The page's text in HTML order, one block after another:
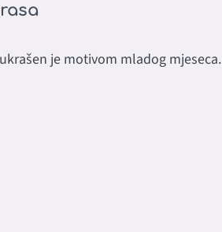
je motivom mladog mjeseca.